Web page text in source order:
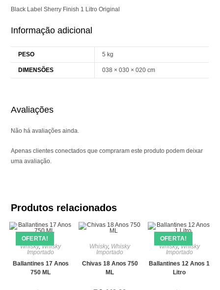
Black Label Sherry Finish 1 Litro Original
Informação adicional
PESO 5 kg
DIMENSÕES 038 × 030 × 020 cm
Avaliações
Não há avaliações ainda.
Apenas clientes conectados que compraram este produto podem deixar
uma avaliação.
Produtos relacionados
OFERTA!
Whisky,Whisky
Importado
Ballantines 17 Anos
750 ML
Whisky, Whisky
Importado
Chivas 18 Anos 750
ML
OFERTA!
Whisky,Whisky
Importado
Ballantines 12 Anos 1
Litro